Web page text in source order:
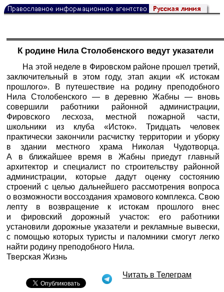
К родине Нила Столобенского ведут указатели
На этой неделе в Фировском районе прошел третий,
заключительный в этом году, этап акции «К истокам
прошлого». В путешествие на родину преподобного
Нила Столобенского — в деревню Жабны — вновь
совершили работники районной администрации,
Фировского лесхоза, местной пожарной части,
школьники из клуба «Исток». Тридцать человек
практически закончили расчистку территории и уборку
в здании местного храма Николая Чудотворца.
А в ближайшее время в Жабны приедут главный
архитектор и специалист по строительству районной
администрации, которые дадут оценку состоянию
строений с целью дальнейшего рассмотрения вопроса
о возможности воссоздания храмового комплекса. Свою
лепту в возвращение к истокам прошлого внес
и фировский дорожный участок: его работники
установили дорожные указатели и рекламные вывески,
с помощью которых туристы и паломники смогут легко
найти родину преподобного Нила.
Тверская Жизнь
Читать в Телеграм